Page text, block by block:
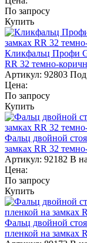
По запросу
Купить
Кликфальц Профи
RR 32 темно-
Артикул: 92803 Под
Цена:
По запросу
Купить
Фальц двойной
замках RR 32
Артикул: 92182 В
Цена:
По запросу
Купить
Фальц двойной
пленкой на замках